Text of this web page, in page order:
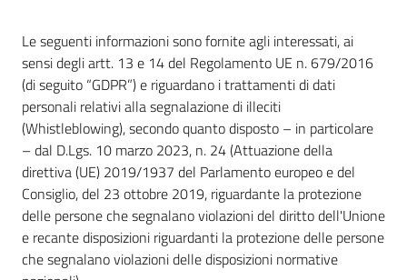
l'Impresa
e
il
Consumatore
L'impresa
in
digitale
Le seguenti informazioni sono fornite agli interessati, ai
sensi degli artt. 13 e 14 del Regolamento UE n. 679/2016
(di seguito “GDPR”) e riguardano i trattamenti di dati
personali relativi alla segnalazione di illeciti
(Whistleblowing), secondo quanto disposto – in particolare
– dal D.Lgs. 10 marzo 2023, n. 24 (Attuazione della
direttiva (UE) 2019/1937 del Parlamento europeo e del
Consiglio, del 23 ottobre 2019, riguardante la protezione
delle persone che segnalano violazioni del diritto dell'Unione
e recante disposizioni riguardanti la protezione delle persone
che segnalano violazioni delle disposizioni normative